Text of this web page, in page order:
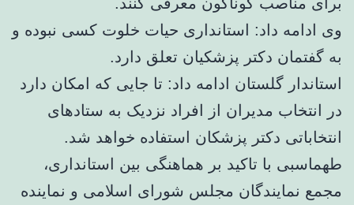
وی ادامه داد: استانداری حیات خلوت کسی نبوده و
به گفتمان دکتر پزشکیان تعلق دارد.
استاندار گلستان ادامه داد: تا جایی که امکان دارد
در انتخاب مدیران از افراد نزدیک به ستادهای
انتخاباتی دکتر پزشکان استفاده خواهد شد.
طهماسبی با تاکید بر هماهنگی بین استانداری،
مجمع نمایندگان مجلس شورای اسلامی و نماینده